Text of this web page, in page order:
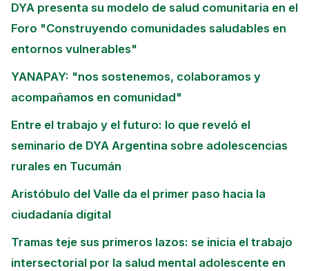
DYA presenta su modelo de salud comunitaria en el
Foro "Construyendo comunidades saludables en
entornos vulnerables"
YANAPAY: "nos sostenemos, colaboramos y
acompañamos en comunidad"
Entre el trabajo y el futuro: lo que reveló el
seminario de DYA Argentina sobre adolescencias
rurales en Tucumán
Aristóbulo del Valle da el primer paso hacia la
ciudadanía digital
Tramas teje sus primeros lazos: se inicia el trabajo
intersectorial por la salud mental adolescente en